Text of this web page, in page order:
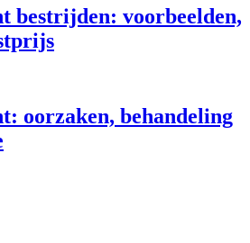
bestrijden: voorbeelden,
oorzaken, behandeling